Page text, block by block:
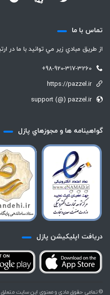
تماس با ما
از طريق مبادي زير مي توانيد با ما در
+98-920-317-3260
https://pazzel.ir
support (@) pazzel.ir
گواهينامه ها و مجوزهاي پازل
دريافت اپليكيشن پازل
© تمامي حقوق مادي و معنوي اين سايت